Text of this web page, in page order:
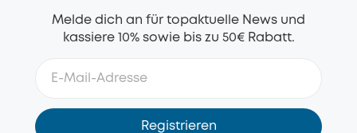
Melde dich an für topaktuelle News und
kassiere 10% sowie bis zu 50€ Rabatt.
Registrieren